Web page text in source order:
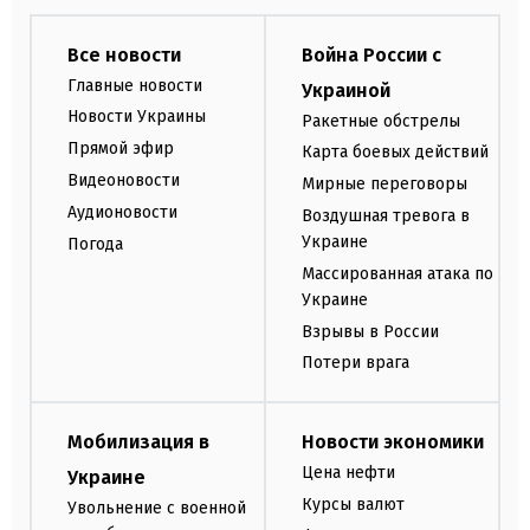
Все новости
Главные новости
Новости Украины
Прямой эфир
Видеоновости
Аудионовости
Погода
Война России с
Украиной
Ракетные обстрелы
Карта боевых действий
Мирные переговоры
Воздушная тревога в
Украине
Массированная атака по
Украине
Взрывы в России
Потери врага
Мобилизация в
Украине
Увольнение с военной
Новости экономики
Цена нефти
Курсы валют